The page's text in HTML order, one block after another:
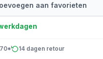
aan favorieten
14 dagen retour